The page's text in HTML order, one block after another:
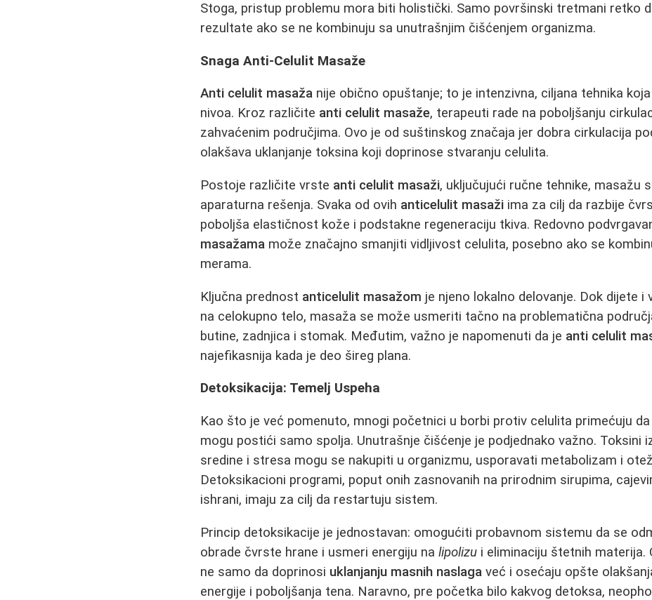
Stoga, pristup problemu mora biti holistički. Samo površinski tretmani retko
rezultate ako se ne kombinuju sa unutrašnjim čišćenjem organizma.
Snaga Anti-Celulit Masaže
Anti celulit masaža nije obično opuštanje; to je intenzivna, ciljana tehnika
nivoa. Kroz različite anti celulit masaže, terapeuti rade na poboljšanju
zahvaćenim područjima. Ovo je od suštinskog značaja jer dobra cirkulacija
olakšava uklanjanje toksina koji doprinose stvaranju celulita.
Postoje različite vrste anti celulit masaži, uključujući ručne tehnike, masažu
aparaturna rešenja. Svaka od ovih anticelulit masaži ima za cilj da razbije
poboljša elastičnost kože i podstakne regeneraciju tkiva. Redovno
masažama može značajno smanjiti vidljivost celulita, posebno ako se
merama.
Ključna prednost anticelulit masažom je njeno lokalno delovanje. Dok dijete i
na celokupno telo, masaža se može usmeriti tačno na problematična
butine, zadnjica i stomak. Međutim, važno je napomenuti da je anti celulit
najefikasnija kada je deo šireg plana.
Detoksikacija: Temelj Uspeha
Kao što je već pomenuto, mnogi početnici u borbi protiv celulita primećuju
mogu postići samo spolja. Unutrašnje čišćenje je podjednako važno. Toksini
sredine i stresa mogu se nakupiti u organizmu, usporavati metabolizam i
Detoksikacioni programi, poput onih zasnovanih na prirodnim sirupima,
ishrani, imaju za cilj da restartuju sistem.
Princip detoksikacije je jednostavan: omogućiti probavnom sistemu da se
obrade čvrste hrane i usmeri energiju nalipolizu i eliminaciju štetnih materija.
ne samo da doprinosi uklanjanju masnih naslaga već i osećaju opšte
energije i poboljšanja tena. Naravno, pre početka bilo kakvog detoksa,